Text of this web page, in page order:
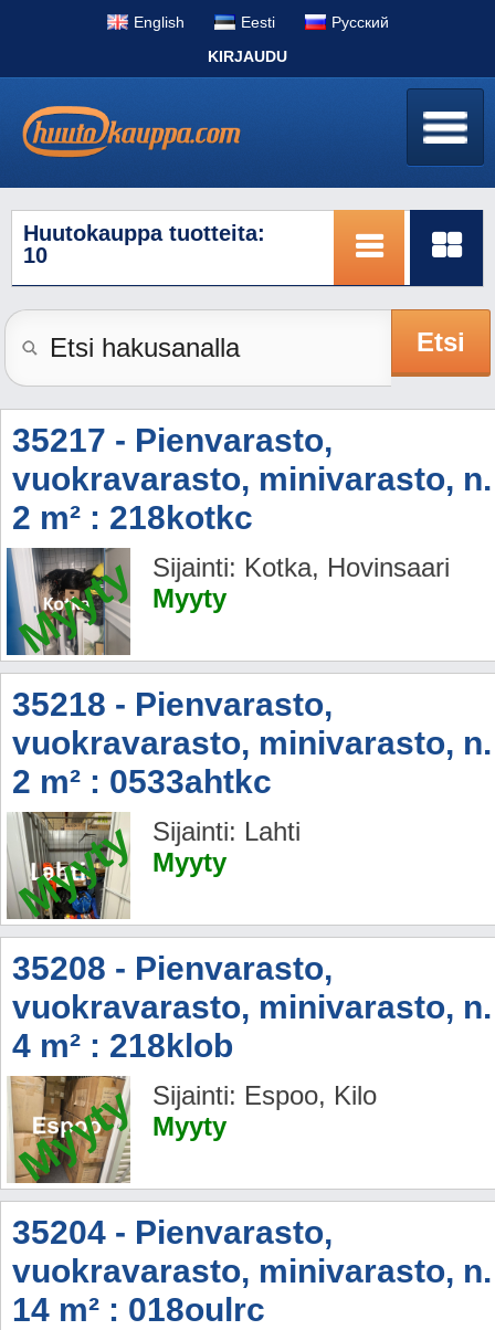
English Eesti
Pусский
Huutokauppa tuotteita:
10
Etsi
35217 - Pienvarasto,
vuokravarasto, minivarasto, n.
2 m² : 218kotkc
Myyty
Sijainti: Kotka, Hovinsaari
Myyty
35218 - Pienvarasto,
vuokravarasto, minivarasto, n.
2 m² : 0533ahtkc
Myyty
Sijainti: Lahti
Myyty
35208 - Pienvarasto,
vuokravarasto, minivarasto, n.
4 m² : 218klob
Myyty
Sijainti: Espoo, Kilo
Myyty
35204 - Pienvarasto,
vuokravarasto, minivarasto, n.
14 m² : 018oulrc